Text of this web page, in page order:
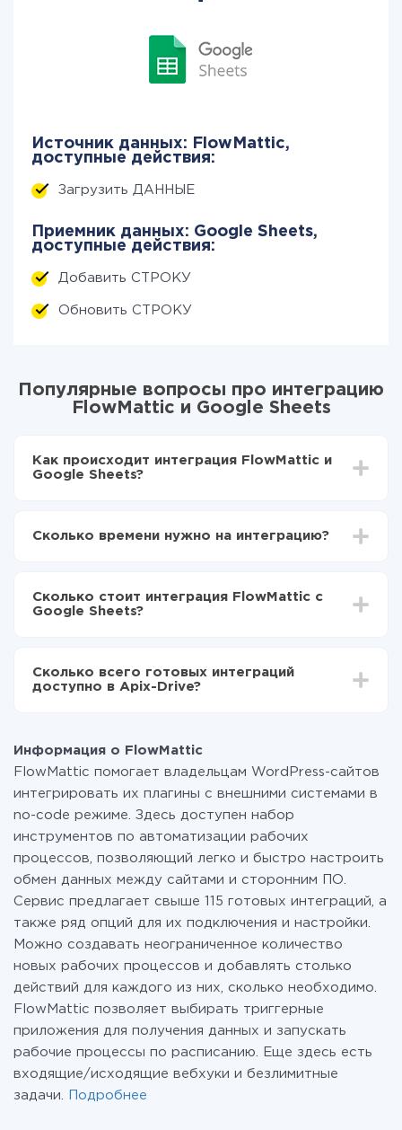
Источник данных: FlowMattic,
доступные действия:
Загрузить ДАННЫЕ
Приемник данных: Google Sheets,
доступные действия:
Добавить СТРОКУ
Обновить СТРОКУ
Популярные вопросы про интеграцию
FlowMattic и Google Sheets
Как происходит интеграция FlowMattic и
Google Sheets?
Выбираете какие данные передавать из
Теперь данные будут автоматически
передаваться из FlowMattic в Google Sheets
Сколько времени нужно на интеграцию?
отличаться и составлять от 5-ти до 30-минут. В
среднем настройка занимает 10-15 минут.
Сколько стоит интеграция FlowMattic с
Google Sheets?
функционал. Вы оплачиваете только количество
данных, которые по факту передаются из одной
перейти на платный, при необходимости. Подробнее
отарифах .
Сколько всего готовых интеграций
доступно в Apix-Drive?
Информация о FlowMattic
FlowMattic помогает владельцам WordPress-сайтов
интегрировать их плагины с внешними системами в
no-code режиме. Здесь доступен набор
инструментов по автоматизации рабочих
процессов, позволяющий легко и быстро настроить
обмен данных между сайтами и сторонним ПО.
Сервис предлагает свыше 115 готовых интеграций, а
также ряд опций для их подключения и настройки.
Можно создавать неограниченное количество
новых рабочих процессов и добавлять столько
действий для каждого из них, сколько необходимо.
FlowMattic позволяет выбирать триггерные
приложения для получения данных и запускать
рабочие процессы по расписанию. Еще здесь есть
входящие/исходящие вебхуки и безлимитные
задачи.
Подробнее